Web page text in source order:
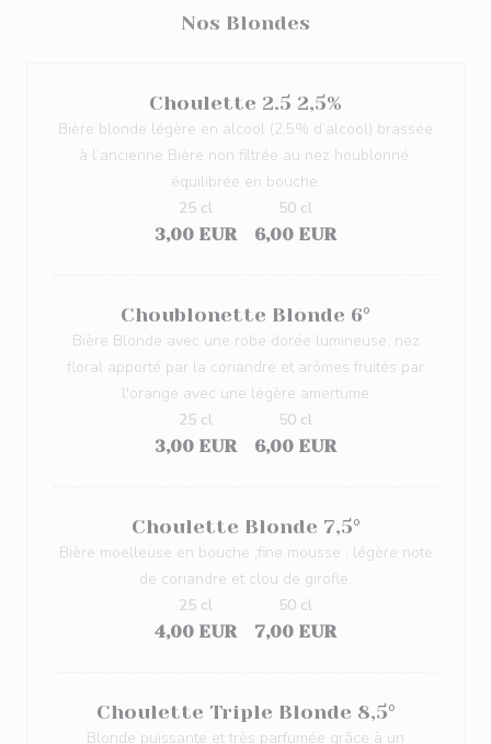
Nos Blondes
Choulette 2.5 2,5%
Bière blonde légère en alcool (2,5% d’alcool) brassée
à l’ancienne Bière non filtrée au nez houblonné,
équilibrée en bouche.
3,00 EUR
25 cl
6,00 EUR
50 cl
Choublonette Blonde 6°
Bière Blonde avec une robe dorée lumineuse, nez
floral apporté par la coriandre et arômes fruités par
l'orange avec une légère amertume
3,00 EUR
25 cl
6,00 EUR
50 cl
Choulette Blonde 7,5°
Bière moelleuse en bouche ;fine mousse ; légère note
de coriandre et clou de girofle.
4,00 EUR
25 cl
7,00 EUR
50 cl
Choulette Triple Blonde 8,5°
Blonde puissante et très parfumée grâce à un